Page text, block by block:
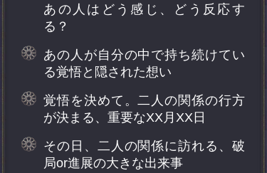
あの人はどう感じ、どう反応す
る？
あの人が自分の中で持ち続けてい
る覚悟と隠された想い
覚悟を決めて。二人の関係の行方
が決まる、重要なXX月XX日
その日、二人の関係に訪れる、破
局or進展の大きな出来事